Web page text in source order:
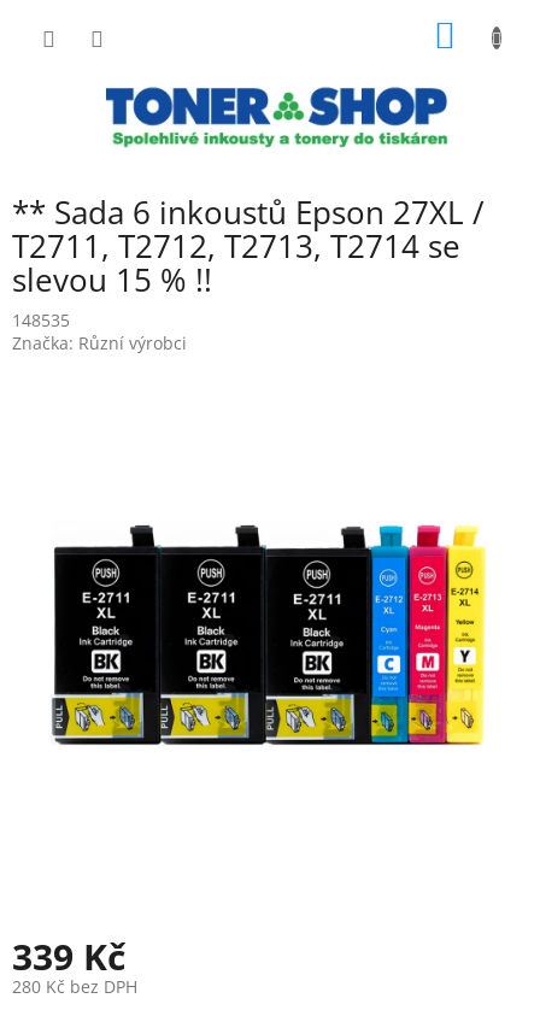
** Sada 6 inkoustů Epson 27XL /
T2711, T2712, T2713, T2714 se
slevou 15 % !!
148535
Značka: Různí výrobci
339 Kč
280 Kč bez DPH